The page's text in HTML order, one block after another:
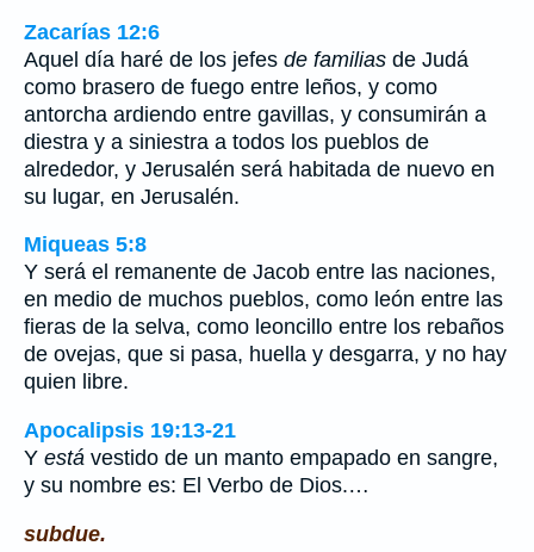
Zacarías 12:6
Aquel día haré de los jefes de familias de Judá
como brasero de fuego entre leños, y como
antorcha ardiendo entre gavillas, y consumirán a
diestra y a siniestra a todos los pueblos de
alrededor, y Jerusalén será habitada de nuevo en
su lugar, en Jerusalén.
Miqueas 5:8
Y será el remanente de Jacob entre las naciones,
en medio de muchos pueblos, como león entre las
fieras de la selva, como leoncillo entre los rebaños
de ovejas, que si pasa, huella y desgarra, y no hay
quien libre.
Apocalipsis 19:13-21
Y está vestido de un manto empapado en sangre,
y su nombre es: El Verbo de Dios.…
subdue.